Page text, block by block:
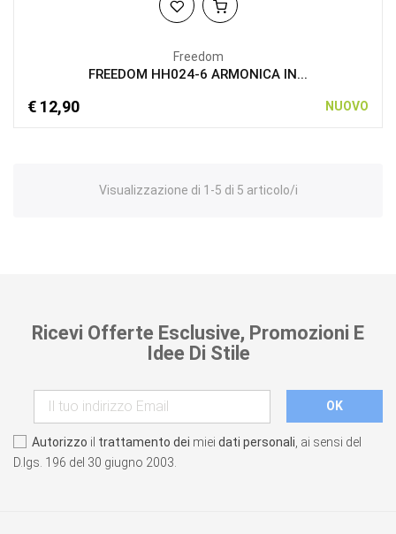
Freedom
FREEDOM HH024-6 ARMONICA IN...
€ 12,90 NUOVO
Visualizzazione di 1-5 di 5 articolo/i
Ricevi Offerte Esclusive, Promozioni E
Idee Di Stile
Autorizzo il trattamento dei miei dati personali , ai sensi del
D.lgs. 196 del 30 giugno 2003.